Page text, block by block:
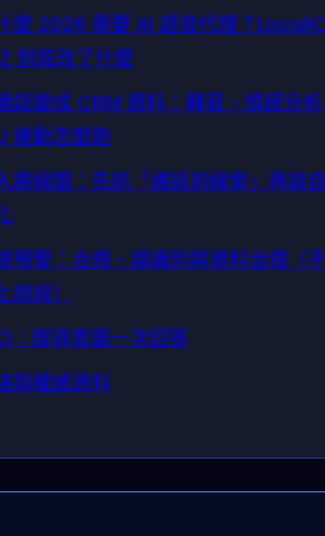
麼 2026 需要 AI 語音代理？
到底改了什麼
話變成 CRM 資料：轉寫、情感分
連動怎麼跑
路線圖：先抓「通話到線索」再談
預警：合規、誤識別與資料治理（
說說）
：搜尋意圖一次回答
與權威資料